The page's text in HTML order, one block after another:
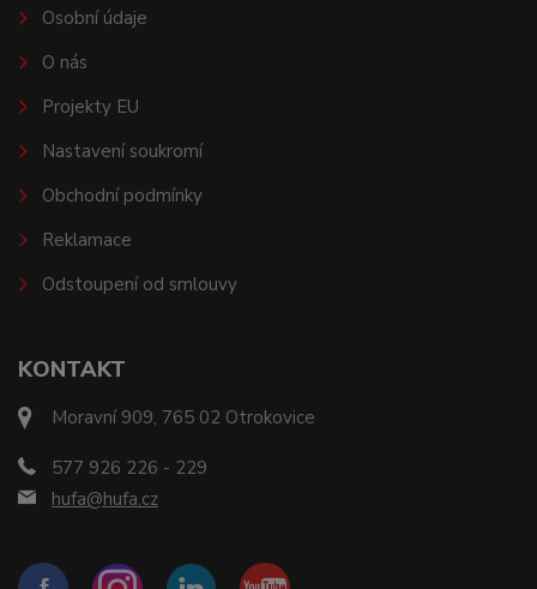
KONTAKT
Moravní 909, 765 02 Otrokovice
577 926 226 - 229
hufa@hufa.cz
Osobní údaje
O nás
Projekty EU
Nastavení soukromí
Obchodní podmínky
Reklamace
Odstoupení od smlouvy